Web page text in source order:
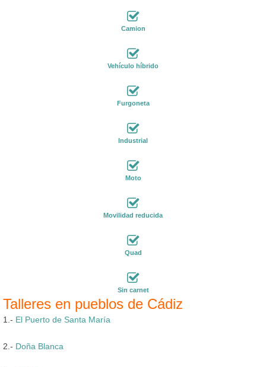
Camion
Vehículo híbrido
Furgoneta
Industrial
Moto
Movilidad reducida
Quad
Sin carnet
Talleres en pueblos de Cádiz
1.- El Puerto de Santa María
2.- Doña Blanca